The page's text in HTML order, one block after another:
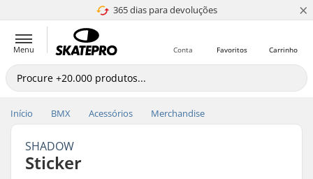
365 dias para devoluções
4.8 de 5 ×
Menu Carrinho
Favoritos
Conta
Início BMX Acessórios Merchandise
SHADOW
Sticker